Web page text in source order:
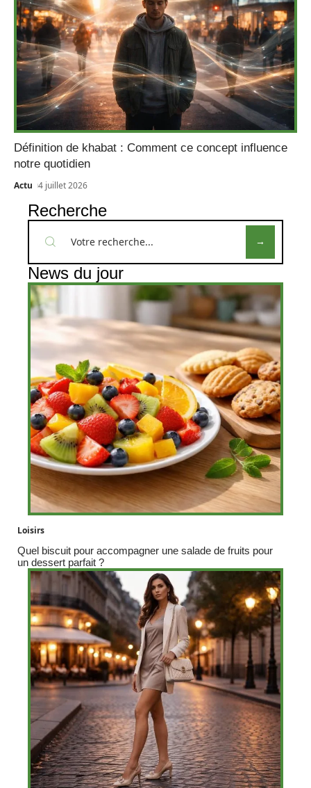
Définition de khabat : Comment ce concept influence
notre quotidien
Actu 4 juillet 2026
Recherche
News du jour
Loisirs
Quel biscuit pour accompagner une salade de fruits pour
un dessert parfait ?